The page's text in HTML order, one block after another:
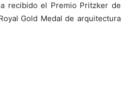
recibido el Premio Pritzker de
Gold Medal de arquitectura